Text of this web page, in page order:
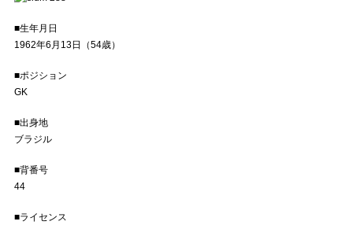
■生年月日
1962年6月13日（54歳）
■ポジション
GK
■出身地
ブラジル
■背番号
44
■ライセンス